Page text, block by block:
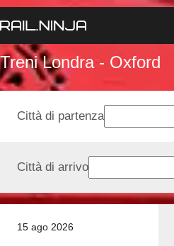
Treni Londra - Oxford
15 ago 2026
Città di partenza
Città di arrivo